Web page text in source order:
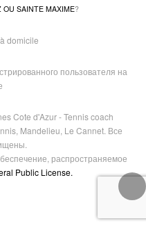
SAINTE MAXIME?
пользователя на
Cote d'Azur - Tennis coach
Mandelieu, Le Cannet. Все
распространяемое
Public License.